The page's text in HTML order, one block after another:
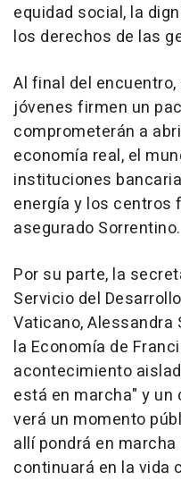
equidad social, la
los derechos de las
Al final del
jóvenes firmen un
comprometerán a
economía real, el
instituciones
energía y los centros
asegurado Sorrentino.
Por su parte, la
Servicio del
Vaticano, Alessandra
la Economía de
acontecimiento
está en marcha" y
verá un momento
allí pondrá en
continuará en la vida